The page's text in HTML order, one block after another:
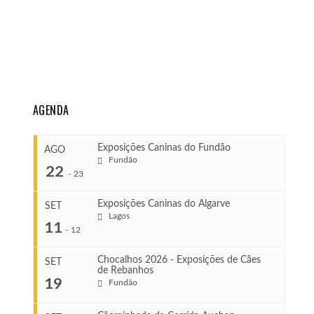
AGENDA
AGO
22 - 23
Exposições Caninas do Fundão
Fundão
Ago 22, 2026
SET
11 - 12
Exposições Caninas do Algarve
Lagos
SET
19
Chocalhos 2026 - Exposições de Cães
de Rebanhos
Fundão